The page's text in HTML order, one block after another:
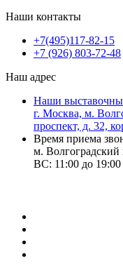
Наши контакты
+7(495)117-82-15
+7 (926) 803-72-48
Наш адрес
Наши
г. Москва, м.
проспект, д. 32,
Время приема
м.
ВС: 11:00 до 19:00